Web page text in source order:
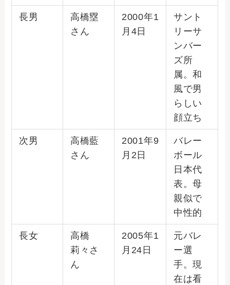
長男
高橋塁
さん
2000年1
月4日
サント
リーサ
ンバー
ズ所
属。和
風で男
らしい
顔立ち
次男
高橋藍
さん
2001年9
月2日
バレー
ボール
日本代
表。母
親似で
中性的
長女
高橋
莉々さ
ん
2005年1
月24日
元バレ
ー選
手。現
在は看